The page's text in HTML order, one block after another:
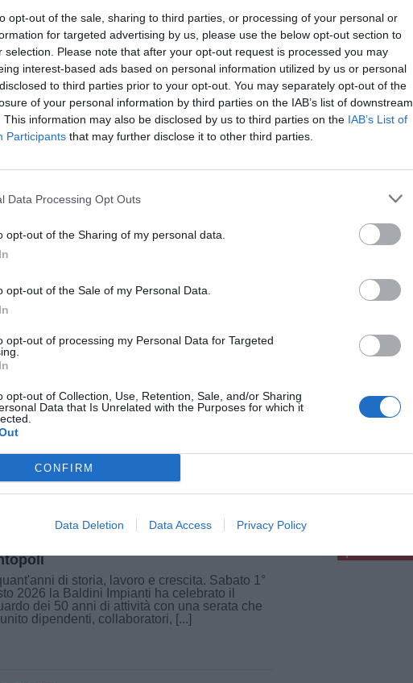
opt-out of the sale, sharing to third parties, or processing of your personal or
for targeted advertising by us, please use the below opt-out section to
selection. Please note that after your opt-out request is processed you may
interest-based ads based on personal information utilized by us or personal
to third parties prior to your opt-out. You may separately opt-out of the
of your personal information by third parties on the IAB’s list of downstream
This information may also be disclosed by us to third parties on the IAB’s List of
Participants that may further disclose it to other third parties.
Data Processing Opt Outs
opt-out of the Sharing of my personal data.
opt-out of the Sale of my Personal Data.
opt-out of processing my Personal Data for Targeted
opt-out of Collection, Use, Retention, Sale, and/or Sharing
Data that Is Unrelated with the Purposes for which it
CONFIRM
Data Deletion Data Access Privacy Policy
2026
e luoghi insoliti in Toscana: il
"Comuni non comuni" di Anci
in tutto il mondo, ma anche di piccoli
chi li attraversa. È [...]
lavori in corso nelle scuole
è tempo di interventi nelle scuole del
Sono in corso i lavori alla scuola primaria
alla normativa in materia di
incendi [...]
Impianti celebra 50 anni: festa con
di storia, lavoro e crescita. Sabato 1°
2026 la Baldini Impianti ha celebrato il
dei 50 anni di attività con una serata che
dipendenti, collaboratori, [...]
pubblicitàCl